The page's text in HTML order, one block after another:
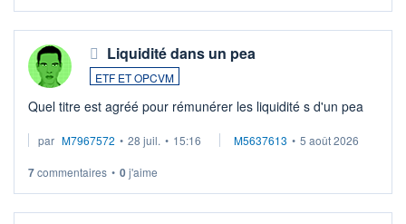
Liquidité dans un pea
ETF ET OPCVM
Quel titre est agréé pour rémunérer les liquidité s d'un pea
par M7967572 • 28 juil. • 15:16 M5637613 • 5 août 2026
7commentaires • 0j'aime